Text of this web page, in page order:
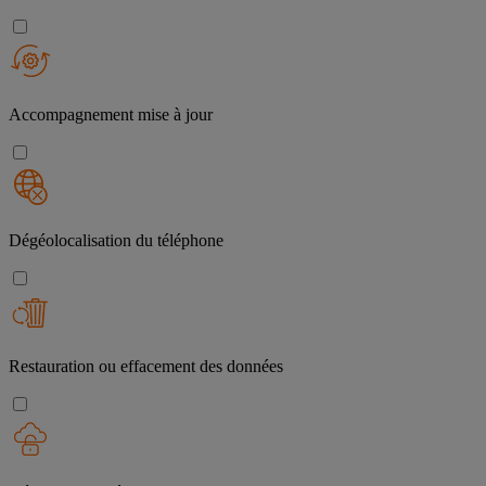
Accompagnement mise à jour
Dégéolocalisation du téléphone
Restauration ou effacement des données